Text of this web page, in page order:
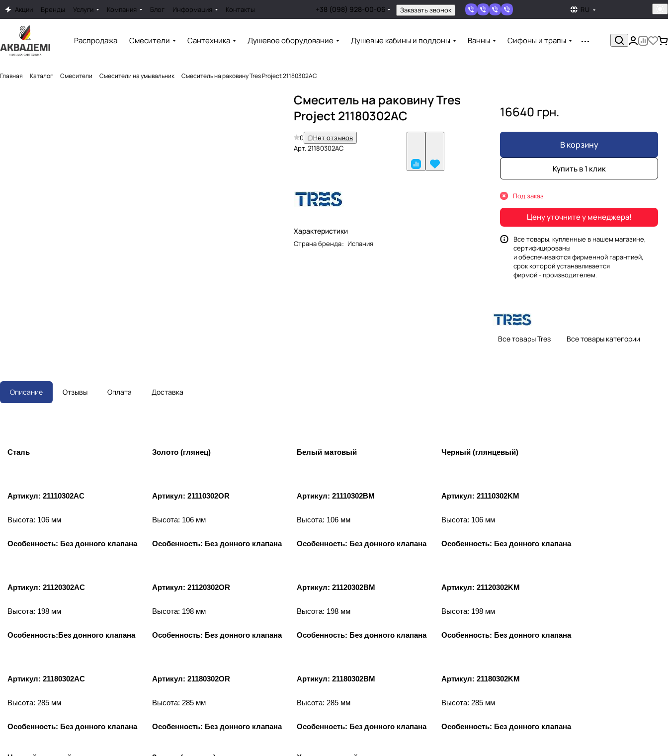
Акции Бренды Услуги Компания Блог Информация Контакты +38 (098) 928-00-06 Заказать звонок RU
Распродажа Смесители Сантехника Душевое оборудование Душевые кабины и поддоны Ванны Сифоны и трапы
Главная Каталог Смесители Смесители на умывальник Смеситель на раковину Tres Project 21180302AC
Смеситель на раковину Tres
Project 21180302AC
0
Нет отзывов
Арт.21180302AC
Характеристики
Страна бренда: Испания
16640 грн.
В корзину
Купить в 1 клик
Под заказ
Цену уточните у менеджера!
Все товары, купленные в нашем магазине,
сертифицированы
и обеспечиваются фирменной гарантией,
срок которой устанавливается
фирмой - производителем.
Все товары Tres Все товары категории
Описание Отзывы Оплата Доставка
Сталь
Артикул: 21110302AC
Высота: 106 мм
Особенность: Без донного клапана
Артикул: 21120302AC
Высота: 198 мм
Особенность:Без донного клапана
Артикул: 21180302AC
Высота: 285 мм
Особенность: Без донного клапана
Золото (глянец)
Артикул: 21110302OR
Высота: 106 мм
Особенность: Без донного клапана
Артикул: 21120302OR
Высота: 198 мм
Особенность: Без донного клапана
Артикул: 21180302OR
Высота: 285 мм
Особенность: Без донного клапана
Белый матовый
Артикул: 21110302BM
Высота: 106 мм
Особенность: Без донного клапана
Артикул: 21120302BM
Высота: 198 мм
Особенность: Без донного клапана
Артикул: 21180302BM
Высота: 285 мм
Особенность: Без донного клапана
Черный (глянцевый)
Артикул: 21110302KM
Высота: 106 мм
Особенность: Без донного клапана
Артикул: 21120302KM
Высота: 198 мм
Особенность: Без донного клапана
Артикул: 21180302KM
Высота: 285 мм
Особенность: Без донного клапана